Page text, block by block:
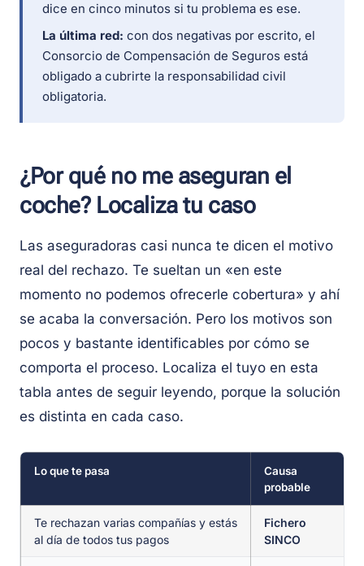
dice en cinco minutos si tu problema es ese.
La última red: con dos negativas por escrito, el
Consorcio de Compensación de Seguros está
obligado a cubrirte la responsabilidad civil
obligatoria.
¿Por qué no me aseguran el
coche? Localiza tu caso
Las aseguradoras casi nunca te dicen el motivo
real del rechazo. Te sueltan un «en este
momento no podemos ofrecerle cobertura» y ahí
se acaba la conversación. Pero los motivos son
pocos y bastante identificables por cómo se
comporta el proceso. Localiza el tuyo en esta
tabla antes de seguir leyendo, porque la solución
es distinta en cada caso.
Lo que te pasa
Causa
probable
Te rechazan varias compañías y estás
al día de todos tus pagos
Fichero
SINCO